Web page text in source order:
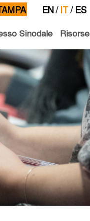
EN/ IT/ ES
Sinodale Risorse